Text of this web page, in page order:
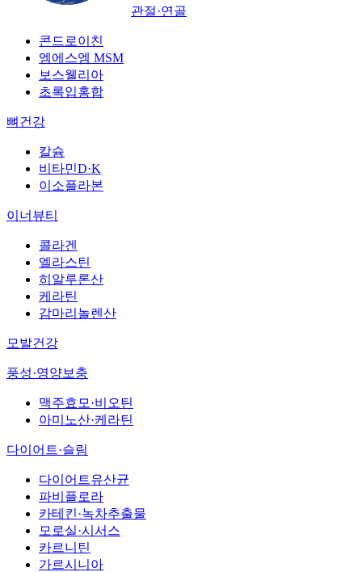
관절·연골
콘드로이친
엠에스엠 MSM
보스웰리아
초록입홍합
뼈건강
칼슘
비타민D·K
이소플라본
이너뷰티
콜라겐
엘라스틴
히알루론산
케라틴
감마리놀렌산
모발건강
풍성·영양보충
맥주효모·비오틴
아미노산·케라틴
다이어트·슬림
다이어트유산균
파비플로라
카테킨·녹차추출물
모로실·시서스
카르니틴
가르시니아